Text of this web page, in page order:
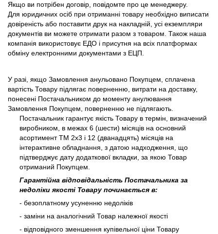
Якщо ви потрібен договір, повідомте про це менеджеру.
Для юридичних осіб при отриманні товару необхідно виписати
довіреність або поставити друк на накладній, усі екземпляри
документів ви можете отримати разом з товаром. Також наша
компанія використовує ЕДО і присутня на всіх платформах
обміну електронними документами з ЕЦП.
У разі, якщо Замовлення анульовано Покупцем, сплачена
вартість Товару підлягає поверненню, витрати на доставку,
понесені Постачальником до моменту анулювання
Замовлення Покупцем, поверненню не підлягають.
Постачальник гарантує якість Товару в термін, визначений
виробником, в межах 6 (шести) місяців на основний
асортимент ТМ 2х3 і 12 (дванадцять) місяців на
інтерактивне обладнання, з датою надходження, що
підтверджує дату додаткової вкладки, за якою Товар
отриманий Покупцем.
Гарантійна відповідальність Постачальника за
недоліки якості Товару починається в:
- безоплатному усуненню недоліків
- заміни на аналогічний Товар належної якості
- відповідного зменшення купівельної ціни Товару